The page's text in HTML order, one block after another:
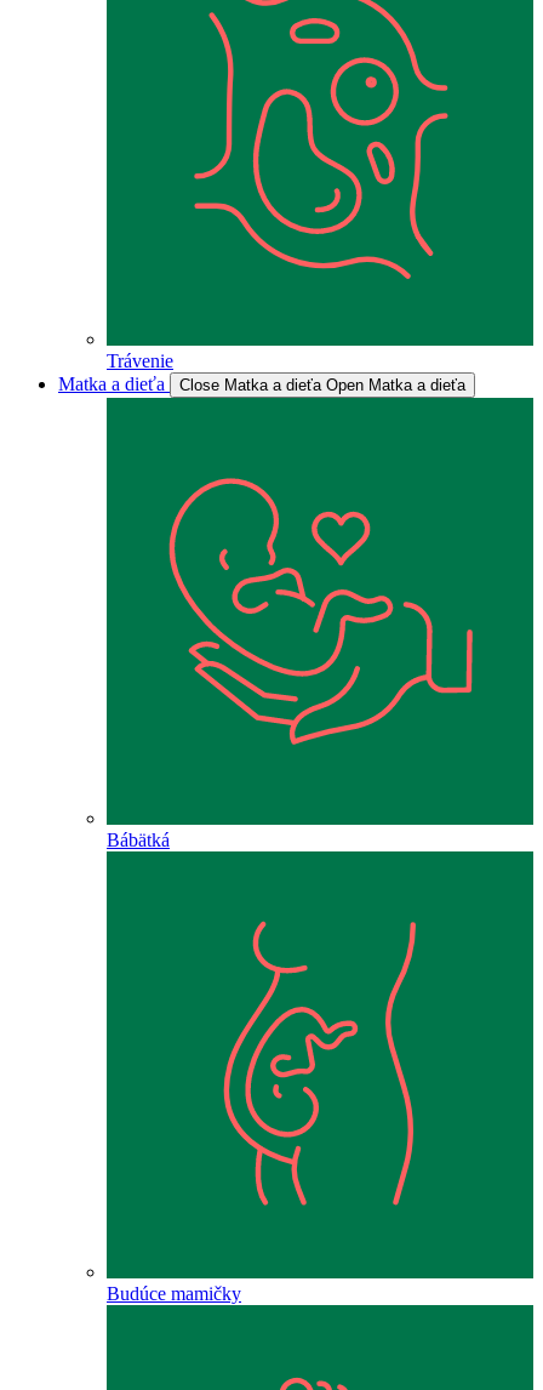
Trávenie
Matka a dieťa
Close Matka a dieťa Open Matka a dieťa
Bábätká
Budúce mamičky